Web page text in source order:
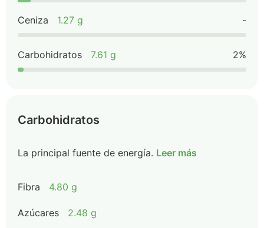
Ceniza 1.27 g -
Carbohidratos 7.61 g 2%
Carbohidratos
La principal fuente de energía. Leer más
Fibra 4.80 g
Azúcares 2.48 g